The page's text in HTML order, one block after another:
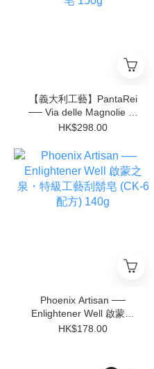
【義大利工藝】PantaRei
── Via delle Magnolie 木
蘭花之徑・頂級雙油工藝刮
HK$298.00
Phoenix Artisan ──
Enlightener Well 啟蒙之
泉・特級工藝刮鬍皂 (CK-6
HK$178.00